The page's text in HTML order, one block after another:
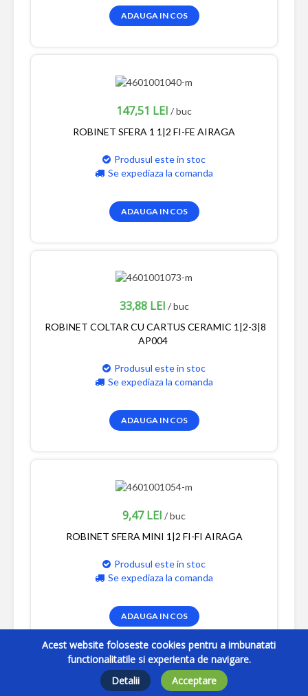
ADAUGA IN COS
147,51 LEI / buc
ROBINET SFERA 1 1|2 FI-FE AIRAGA
Produsul este in stoc
Se expediaza la comanda
ADAUGA IN COS
33,88 LEI / buc
ROBINET COLTAR CU CARTUS CERAMIC 1|2-3|8
AP004
Produsul este in stoc
Se expediaza la comanda
ADAUGA IN COS
9,47 LEI / buc
ROBINET SFERA MINI 1|2 FI-FI AIRAGA
Produsul este in stoc
Se expediaza la comanda
ADAUGA IN COS
Acest website foloseste cookies pentru a imbunatati
functionalitatile si experienta de navigare.
Detalii
Acceptare